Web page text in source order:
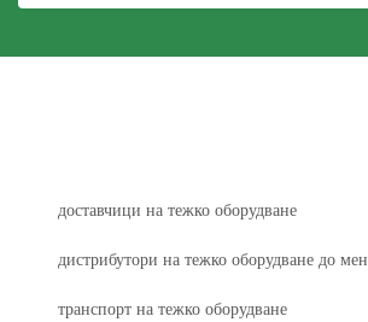
доставчици на тежко оборудване
дистрибутори на тежко оборудване до мен
транспорт на тежко оборудване